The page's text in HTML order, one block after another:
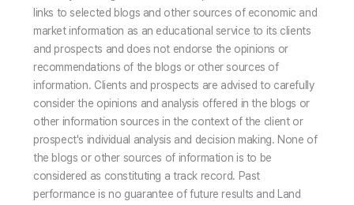
links to selected blogs and other sources of economic and
market information as an educational service to its clients
and prospects and does not endorse the opinions or
recommendations of the blogs or other sources of
information. Clients and prospects are advised to carefully
consider the opinions and analysis offered in the blogs or
other information sources in the context of the client or
prospect's individual analysis and decision making. None of
the blogs or other sources of information is to be
considered as constituting a track record. Past
performance is no guarantee of future results and Land